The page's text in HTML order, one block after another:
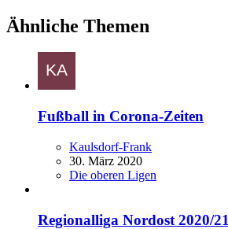
Ähnliche Themen
Fußball in Corona-Zeiten
Kaulsdorf-Frank
30. März 2020
Die oberen Ligen
Regionalliga Nordost 2020/21